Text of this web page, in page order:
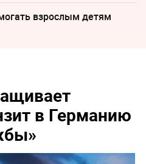
взрослым детям
в Германию